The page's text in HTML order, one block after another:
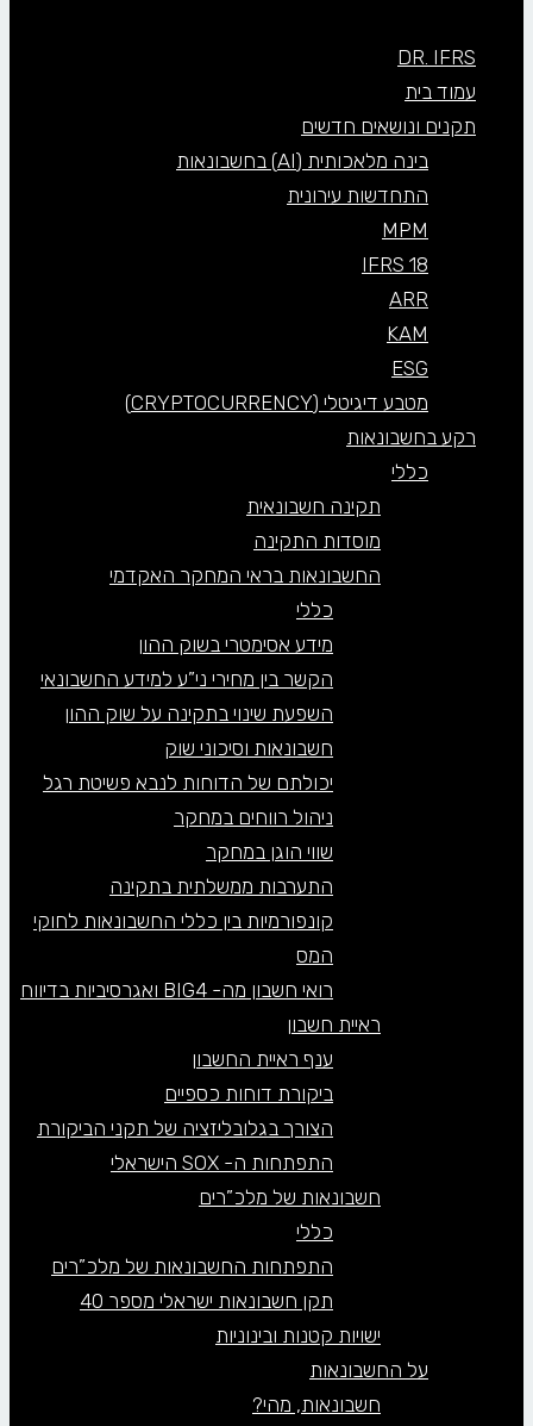
DR. IFRS
עמוד בית
תקנים ונושאים חדשים
בינה מלאכותית (AI) בחשבונאות
התחדשות עירונית
MPM
IFRS 18
ARR
KAM
ESG
מטבע דיגיטלי (CRYPTOCURRENCY)
רקע בחשבונאות
כללי
תקינה חשבונאית
מוסדות התקינה
החשבונאות בראי המחקר האקדמי
כללי
מידע אסימטרי בשוק ההון
הקשר בין מחירי ני”ע למידע החשבונאי
השפעת שינוי בתקינה על שוק ההון
חשבונאות וסיכוני שוק
יכולתם של הדוחות לנבא פשיטת רגל
ניהול רווחים במחקר
שווי הוגן במחקר
התערבות ממשלתית בתקינה
קונפורמיות בין כללי החשבונאות לחוקי
המס
רואי חשבון מה- BIG4 ואגרסיביות בדיווח
ראיית חשבון
ענף ראיית החשבון
ביקורת דוחות כספיים
הצורך בגלובליזציה של תקני הביקורת
התפתחות ה- SOX הישראלי
חשבונאות של מלכ”רים
כללי
התפתחות החשבונאות של מלכ”רים
תקן חשבונאות ישראלי מספר 40
ישויות קטנות ובינוניות
על החשבונאות
חשבונאות, מהי?